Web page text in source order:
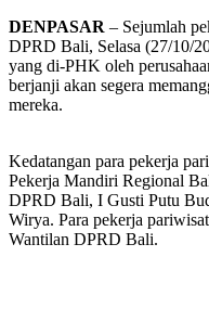
DENPASAR – Sejumlah
DPRD Bali, Selasa (27/10/
yang di-PHK oleh
berjanji akan segera
mereka.
Kedatangan para pekerja
Pekerja Mandiri Regional
DPRD Bali, I Gusti Putu
Wirya. Para pekerja
Wantilan DPRD Bali.